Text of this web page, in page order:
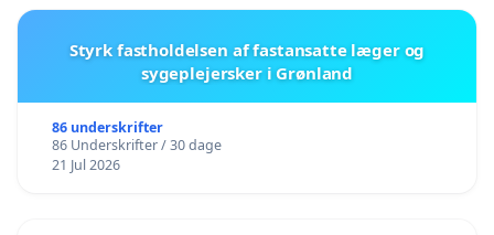
Styrk fastholdelsen af fastansatte læger og
sygeplejersker i Grønland
86 underskrifter
86 Underskrifter / 30 dage
21 Jul 2026